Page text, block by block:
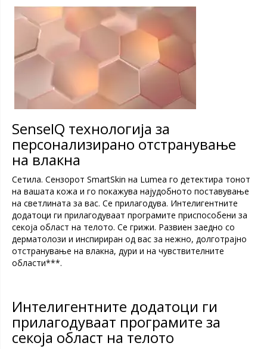
SenseIQ технологија за
персонализирано отстранување
на влакна
Сетила. Сензорот SmartSkin на Lumea го детектира тонот
на вашата кожа и го покажува најудобното поставување
на светлината за вас. Се прилагодува. Интелигентните
додатоци ги прилагодуваат програмите приспособени за
секоја област на телото. Се грижи. Развиен заедно со
дерматолози и инспириран од вас за нежно, долготрајно
отстранување на влакна, дури и на чувствителните
области***.
Интелигентните додатоци ги
прилагодуваат програмите за
секоја област на телото